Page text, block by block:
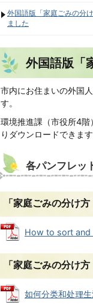
外国語版「家庭ごみの分
ました
外国語版「
市内にお住まいの外国
す。
環境推進課（市役所4階
りダウンロードできます
各パンフレッ
「家庭ごみの分け
How to sort and
「家庭ごみの分け
如何分类和处理